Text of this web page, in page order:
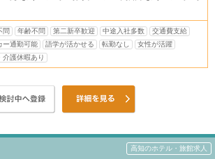
問 年齢不問 第二新卒歓迎 中途入社多数
交通費支給
ー通勤可能
語学が活かせる 転勤なし
女性が活躍
介護休暇あり
高知のホテル・旅館求人